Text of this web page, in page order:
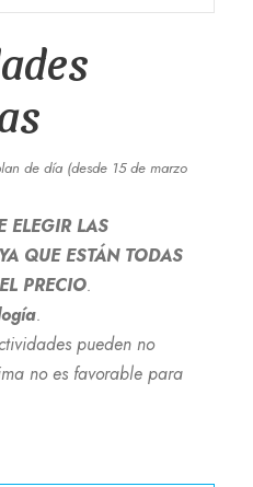
de día (desde 15 de marzo
ELEGIR LAS
QUE ESTÁN TODAS
PRECIO.
.
pueden no
no es favorable para